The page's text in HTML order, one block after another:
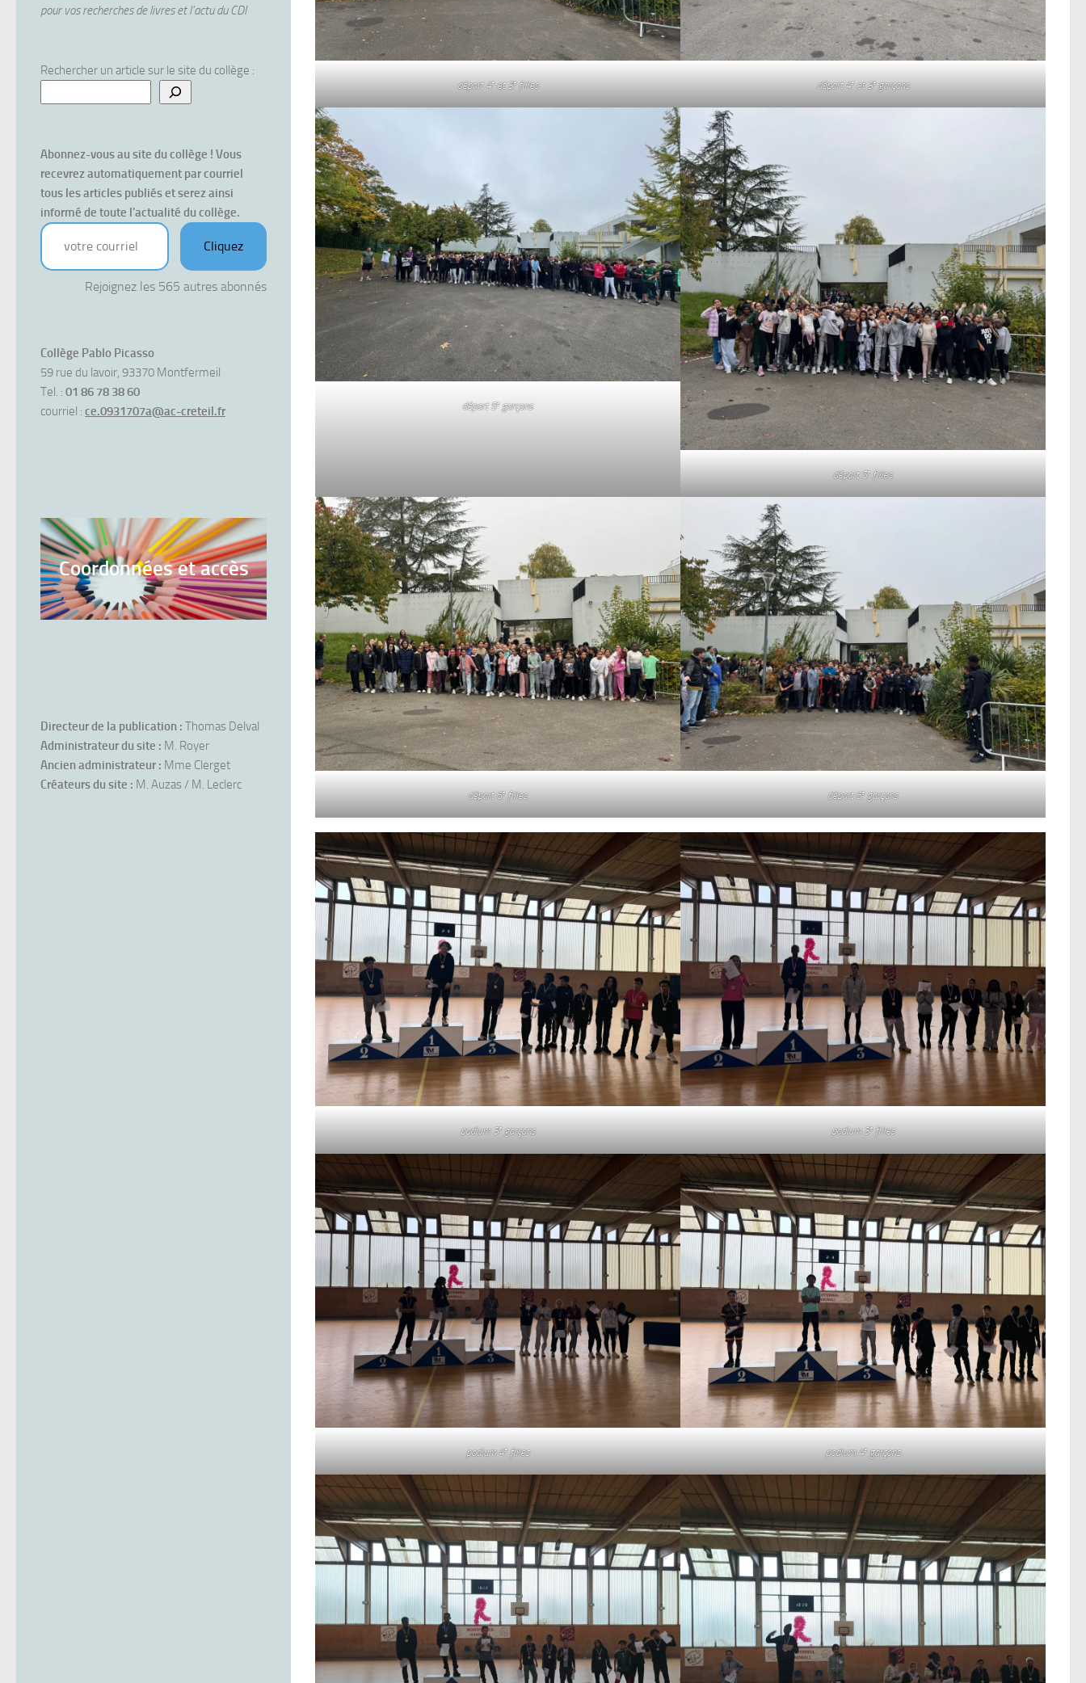
départ 4eet 3efilles départ 4eet 3egarçons
départ 5e garçons
départ 5e filles
départ 6e filles départ 6e garçons
podium 3egarçons podium 3efilles
podium 4efilles podium 4egarçons
pour vos recherches de livres et l'actu du CDI
Rechercher un article sur le site du collège :
Abonnez-vous au site du collège ! Vous
recevrez automatiquement par courriel
tous les articles publiés et serez ainsi
informé de toute l'actualité du collège.
votre courriel
Cliquez
Rejoignez les 565 autres abonnés
Collège Pablo Picasso
59 rue du lavoir, 93370 Montfermeil
Tel. : 01 86 78 38 60
courriel : ce.0931707a@ac-creteil.fr
Coordonnées et accès
Directeur de la publication : Thomas Delval
Administrateur du site : M. Royer
Ancien administrateur : Mme Clerget
Créateurs du site : M. Auzas / M. Leclerc